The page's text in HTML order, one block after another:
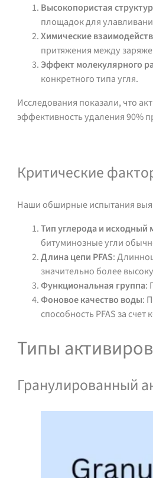
Высокопористая
площадок для
Химические
притяжения между
Эффект молекулярного
конкретного типа угля.
Исследования показали, что
эффективность удаления 90%
Критические
Наши обширные испытания
Тип углерода и исходный
битуминозные угли
Длина цепи PFAS:
значительно более
Функциональная группа:
Фоновое качество воды:
способность PFAS за
Типы
Гранулированный